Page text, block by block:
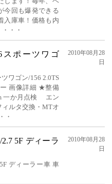
今回も爆発できる
入庫車！価格も内
・・
スポーツワゴ
ワゴン/156 2.0TS
画像詳細 ★整備
一か月点検 エン
ルタ交換・MTオ
・
2010年08月28
日
5F ディーラ
ディーラー車 車
2010年08月28
日